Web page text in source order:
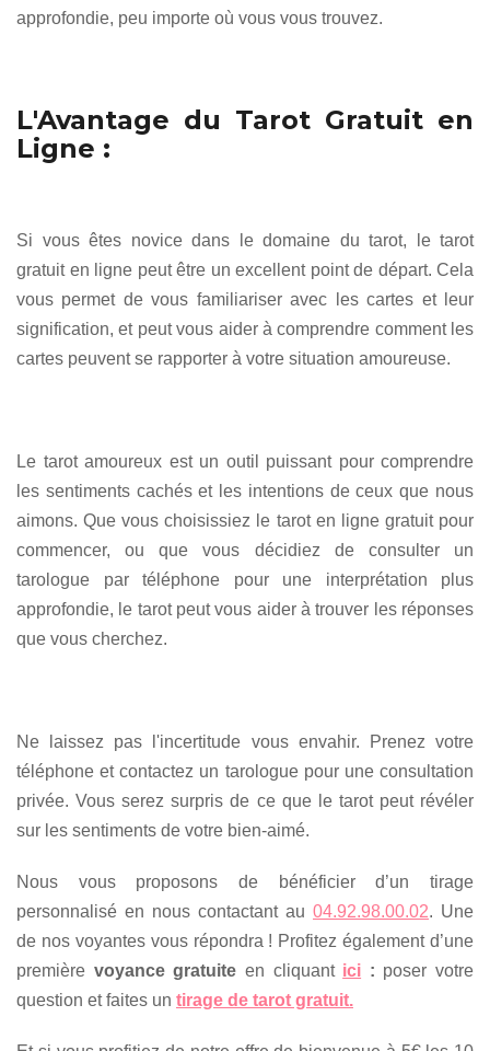
approfondie, peu importe où vous vous trouvez.
L'Avantage du Tarot Gratuit en
Ligne :
Si vous êtes novice dans le domaine du tarot, le tarot
gratuit en ligne peut être un excellent point de départ. Cela
vous permet de vous familiariser avec les cartes et leur
signification, et peut vous aider à comprendre comment les
cartes peuvent se rapporter à votre situation amoureuse.
Le tarot amoureux est un outil puissant pour comprendre
les sentiments cachés et les intentions de ceux que nous
aimons. Que vous choisissiez le tarot en ligne gratuit pour
commencer, ou que vous décidiez de consulter un
tarologue par téléphone pour une interprétation plus
approfondie, le tarot peut vous aider à trouver les réponses
que vous cherchez.
Ne laissez pas l'incertitude vous envahir. Prenez votre
téléphone et contactez un tarologue pour une consultation
privée. Vous serez surpris de ce que le tarot peut révéler
sur les sentiments de votre bien-aimé.
Nous vous proposons de bénéficier d’un tirage
personnalisé en nous contactant au 04.92.98.00.02. Une
de nos voyantes vous répondra ! Profitez également d’une
première voyance gratuite en cliquant ici : poser votre
question et faites un tirage de tarot gratuit.